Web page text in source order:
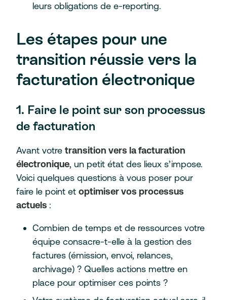
leurs obligations de e-reporting.
Les étapes pour une
transition réussie vers la
facturation électronique
1. Faire le point sur son processus
de facturation
Avant votre transition vers la facturation
électronique, un petit état des lieux s’impose.
Voici quelques questions à vous poser pour
faire le point et optimiser vos processus
actuels :
Combien de temps et de ressources votre
équipe consacre-t-elle à la gestion des
factures (émission, envoi, relances,
archivage) ? Quelles actions mettre en
place pour optimiser ces points ?